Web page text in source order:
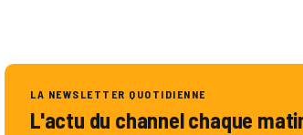
LA NEWSLETTER QUOTIDIENNE
L'actu du channel chaque